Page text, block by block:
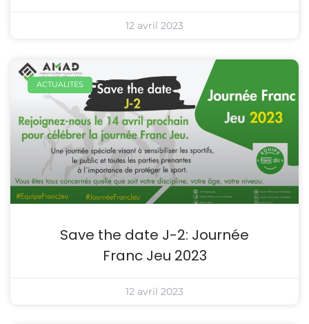
12 avril 2023
ACTUALITES
Save the date J-2: Journée
Franc Jeu 2023
12 avril 2023